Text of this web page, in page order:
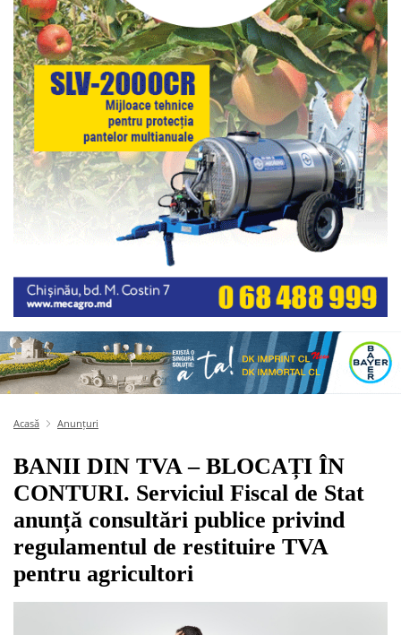
Acasă Anunțuri
BANII DIN TVA – BLOCAȚI ÎN
CONTURI. Serviciul Fiscal de Stat
anunță consultări publice privind
regulamentul de restituire TVA
pentru agricultori